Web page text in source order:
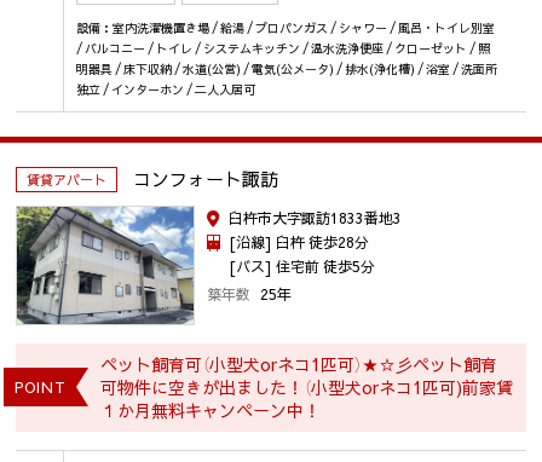
設備：室内洗濯機置き場 / 給湯 / プロパンガス / シャワー / 風呂・トイレ別室
/ バルコニー / トイレ / システムキッチン / 温水洗浄便座 / クローゼット / 照
明器具 / 床下収納 / 水道(公営) / 電気(公メータ) / 排水(浄化槽) / 浴室 / 洗面所
独立 / インターホン / 二人入居可
賃貸アパート コンフォート諏訪
臼杵市大字諏訪1833番地3
[沿線] 臼杵 徒歩28分
[バス] 住宅前 徒歩5分
築年数 25年
POINT
ペット飼育可（小型犬orネコ1匹可）★☆彡ペット飼育
可物件に空きが出ました！（小型犬orネコ1匹可)前家賃
１か月無料キャンペーン中！